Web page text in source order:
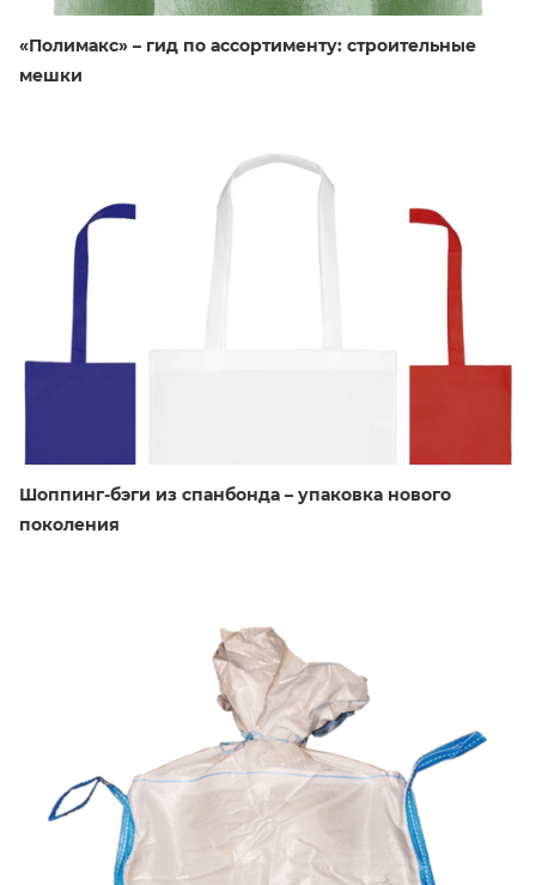
«Полимакс» – гид по ассортименту: строительные
мешки
Шоппинг-бэги из спанбонда – упаковка нового
поколения